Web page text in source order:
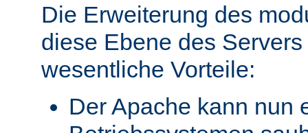
Die Erweiterung des
diese Ebene des
wesentliche Vorteile:
Der Apache kann nun